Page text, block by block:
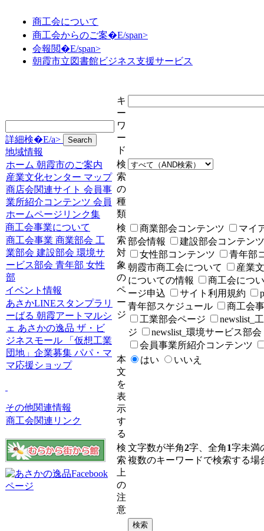
商工会について
商工会からのご案�E/span>
会報閲�E/span>
朝霞市立図書館ビジネス支援サービス
詳細検�E/a>
地域情報
ホーム 朝霞市のご案内
産業文化センター マップ
商店会関連サイト 会員事
業所紹介コンテンツ 会員
ホームページリンク集
商工会事業について
商工会事業 商業部会 工
業部会 建設部会 環境サ
ービス部会 青年部 女性
部
イベント情報
あさかLINEスタンプラリ
ーばる 朝霞アートマルシ
ェ あさかの逸品 ザ・ビ
ジネスモール
「仮想工業
団地」企業募集 パパ・マ
マ応援ショップ
その他関連情報
商工会関連リンク
キ
ー
ワ
ー
ド
検
索
の
種
類
検
索
対
象
の
ペ
ー
ジ
商業部会コンテンツ
マイ
部会情報
建設部会コンテン
女性部コンテンツ
青年部
朝霞市商工会について
産業
についての情報
商工会につ
ージ申込
サイト利用規約
青年部スケジュール
商工会
工業部会ページ
newslist_
ジ
newslist_環境サービス部会
会員事業所紹介コンテンツ
本
文
を
表
示
す
る
はい いいえ
検
索
上
の
注
意
文字数が半角2字、全角1字未満
複数のキーワードで検索する場